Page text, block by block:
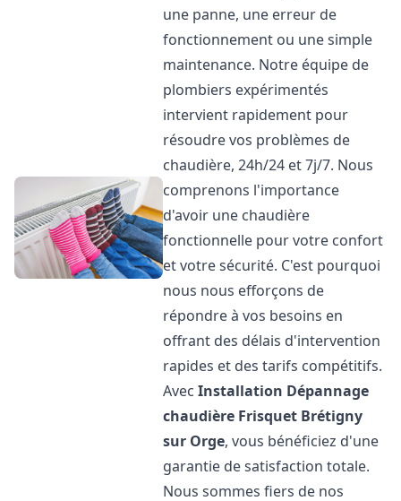
une panne, une erreur de
fonctionnement ou une simple
maintenance. Notre équipe de
plombiers expérimentés
intervient rapidement pour
résoudre vos problèmes de
chaudière, 24h/24 et 7j/7. Nous
comprenons l'importance
d'avoir une chaudière
fonctionnelle pour votre confort
et votre sécurité. C'est pourquoi
nous nous efforçons de
répondre à vos besoins en
offrant des délais d'intervention
rapides et des tarifs compétitifs.
AvecInstallation Dépannage
chaudière Frisquet Brétigny
sur Orge, vous bénéficiez d'une
garantie de satisfaction totale.
Nous sommes fiers de nos